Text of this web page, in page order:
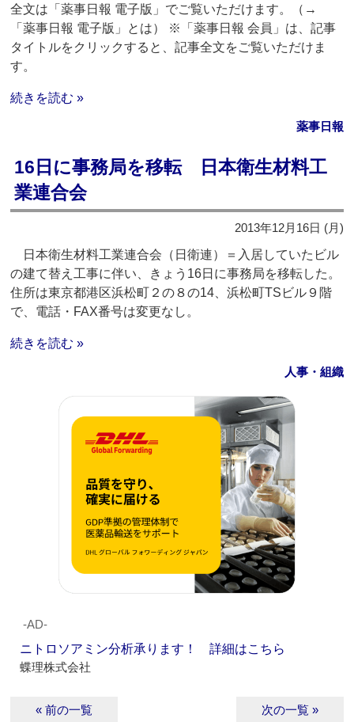
全文は「薬事日報 電子版」でご覧いただけます。（→
「薬事日報 電子版」とは） ※「薬事日報 会員」は、記事
タイトルをクリックすると、記事全文をご覧いただけま
す。
続きを読む »
薬事日報
16日に事務局を移転 日本衛生材料工
業連合会
2013年12月16日 (月)
日本衛生材料工業連合会（日衛連）＝入居していたビル
の建て替え工事に伴い、きょう16日に事務局を移転した。
住所は東京都港区浜松町２の８の14、浜松町TSビル９階
で、電話・FAX番号は変更なし。
続きを読む »
人事・組織
‐AD‐
ニトロソアミン分析承ります！ 詳細はこちら
蝶理株式会社
« 前の一覧 次の一覧 »